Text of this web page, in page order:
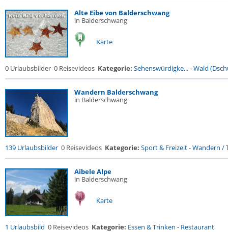
Alte Eibe von Balderschwang
in Balderschwang
Karte
0 Urlaubsbilder 0 Reisevideos Kategorie: Sehenswürdigke...-Wald
Wandern Balderschwang
in Balderschwang
139 Urlaubsbilder 0 Reisevideos Kategorie: Sport & Freizeit-Wandern /
Aibele Alpe
in Balderschwang
Karte
1 Urlaubsbild 0 Reisevideos Kategorie: Essen & Trinken - Restaurant